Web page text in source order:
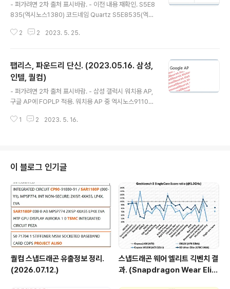
- 퍼가려면 2차 출처 표시바람. - 이전 내용 재확인. S5E8
835(엑시노스1380) 코드네임 Quartz S5E8535(엑시
evice)라 엑시노스. (엑시노스 커널 정보. (갤럭시A14 5
80)으로 추측되나 확정적인 증거는 아직 없음. (파운드리
단신. (2022.12.05. 삼성, AMD, 엔비디아)) (엑시노스 커
널 정보. (갤럭시S22)) S5E9935(엑시노스2300?) 코드
네임 Quadra (파운드리 단신. (2022.12.05. 삼성, AM
D, 엔비디아)) 양산까지 가지 못 했지만 ERD까지 ..
2 2 2023. 5. 25.
팹리스, 파운드리 단신. (2023.05.16. 삼성,
인텔, 퀄컴)
- 퍼가려면 2차 출처 표시바람. - 삼성 갤럭시 워치용 AP,
구글 AP에 FOPLP 적용. 워치용 AP 중 엑시노스9110은
E5515)도 물류 정보로 보아 FOPLP 적용으로 추측됨. F
A) (SC55515XBD, samsung / 엑시노스 W920(S5E
5515) 내용으로 추정. FOPLP-P) 페이스북 삼성 10nm
공정 제품? project LUNA? 실제 제품이 나왔는지, 어느
제품인지 불명. 삼성 3nm 공정 퀄컴 진입 시도 중? 퀄컴
내..
1 2 2023. 5. 16.
이 블로그 인기글
퀄컴 스냅드래곤 유출정보 정리.
(2026.07.12.)
스냅드래곤 웨어 엘리트 긱벤치 결
과. (Snapdragon Wear Elit